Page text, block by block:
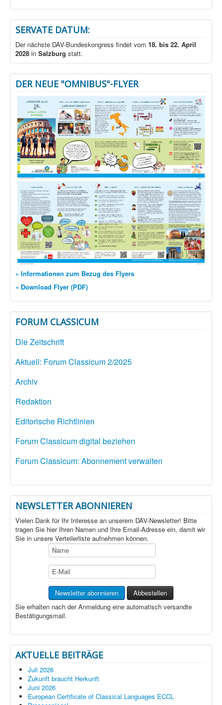
SERVATE DATUM:
Der nächste DAV-Bundeskongress findet vom 18. bis 22. April
2028 in Salzburg statt.
DER NEUE "OMNIBUS"-FLYER
» Informationen zum Bezug des Flyers
» Download Flyer (PDF)
FORUM CLASSICUM
Die Zeitschrift
Aktuell: Forum Classicum 2/2025
Archiv
Redaktion
Editorische Richtlinien
Forum Classicum digital beziehen
Forum Classicum: Abonnement verwalten
NEWSLETTER ABONNIEREN
Vielen Dank für Ihr Interesse an unserem DAV-Newsletter! Bitte
tragen Sie hier Ihren Namen und Ihre Email-Adresse ein, damit wir
Sie in unsere Verteilerliste aufnehmen können.
Sie erhalten nach der Anmeldung eine automatisch versandte
Bestätigungsmail.
AKTUELLE BEITRÄGE
Juli 2026
Zukunft braucht Herkunft
Juni 2026
European Certificate of Classical Languages ECCL